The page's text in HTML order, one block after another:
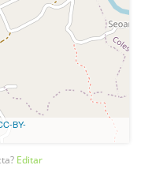
BY-
Editar